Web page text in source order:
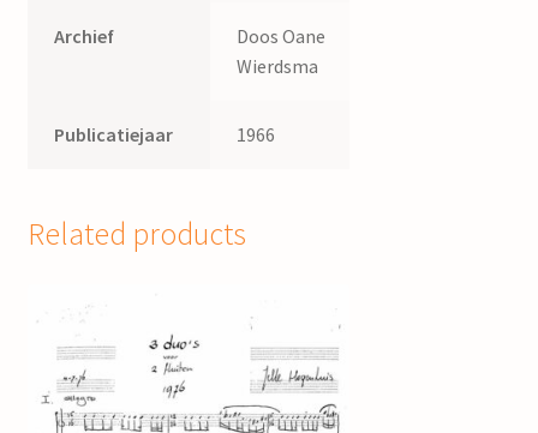
Archief
Doos Oane
Wierdsma
Publicatiejaar 1966
Related products